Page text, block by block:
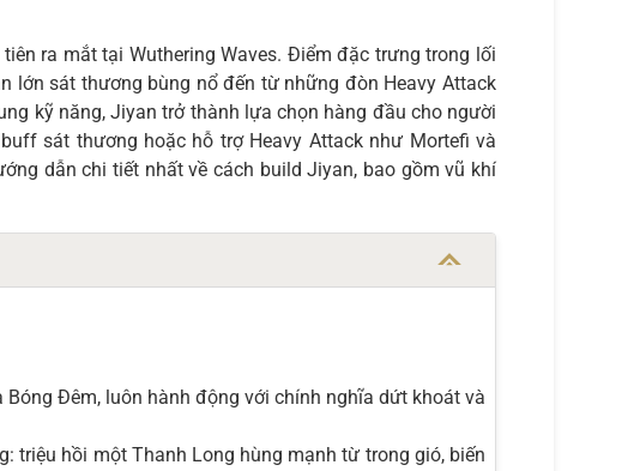
ra mắt tại Wuthering Waves. Điểm đặc trưng trong lối
lớn sát thương bùng nổ đến từ những đòn Heavy Attack
kỹ năng, Jiyan trở thành lựa chọn hàng đầu cho người
sát thương hoặc hỗ trợ Heavy Attack như Mortefi và
dẫn chi tiết nhất về cách build Jiyan, bao gồm vũ khí
Đêm, luôn hành động với chính nghĩa dứt khoát và
triệu hồi một Thanh Long hùng mạnh từ trong gió, biến